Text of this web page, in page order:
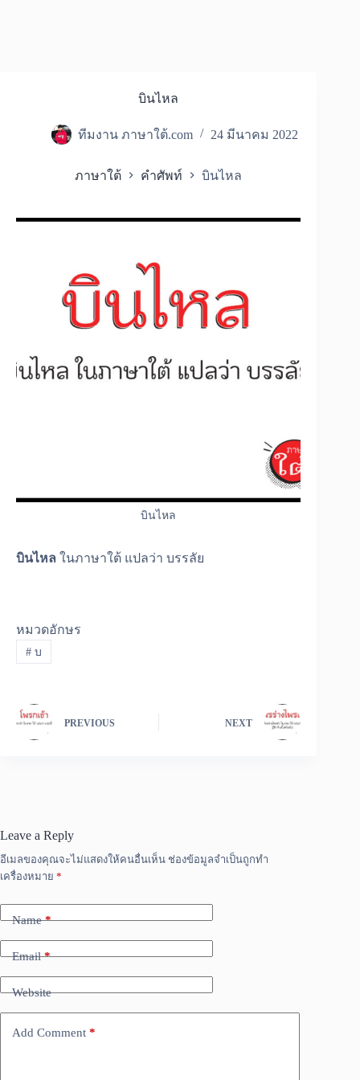
บินไหล
ทีมงาน ภาษาใต้.com 24 มีนาคม 2022
ภาษาใต้ คำศัพท์ บินไหล
บินไหล
บินไหล ในภาษาใต้ แปลว่า บรรลัย
หมวดอักษร
#บ
PREVIOUS NEXT
Leave a Reply
อีเมลของคุณจะไม่แสดงให้คนอื่นเห็น ช่องข้อมูลจำเป็นถูกทำ
เครื่องหมาย *
Name*
Email*
Website
Add Comment *